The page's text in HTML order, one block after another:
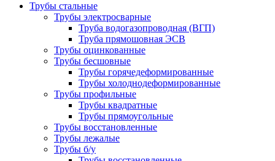
Трубы стальные
Трубы электросварные
Труба водогазопроводная (ВГП)
Труба прямошовная ЭСВ
Трубы оцинкованные
Трубы бесшовные
Трубы горячедеформированные
Трубы холоднодеформированные
Трубы профильные
Трубы квадратные
Трубы прямоугольные
Трубы восстановленные
Трубы лежалые
Трубы б/у